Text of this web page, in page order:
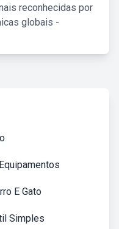
reconhecidas por
globais -
E Gato
Simples